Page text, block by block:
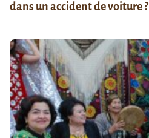
dans un accident de voiture ?